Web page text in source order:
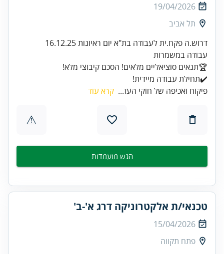
19/04/2026
תל אביב
✔️תחילת עבודה מיידית!
פיקוח ואכיפה של חוקי העז... קרא עוד
⚠
הגש מועמדות
טכנאי/ת אלקטרוניקה דרג א'-ב'
15/04/2026
פתח תקווה